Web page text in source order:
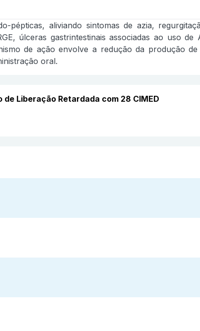
pépticas, aliviando sintomas de azia,
úlceras gastrintestinais associadas ao uso
de ação envolve a redução da produção
oral.
Liberação Retardada com 28 CIMED